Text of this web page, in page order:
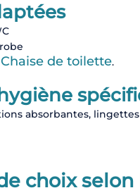
Chaise de toilette.
absorbantes,
choix